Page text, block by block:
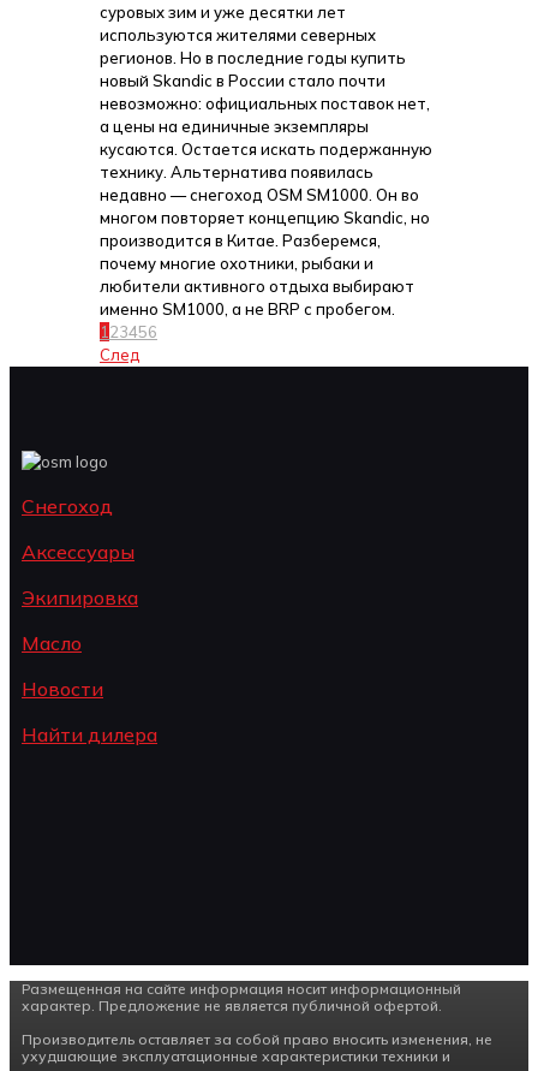
суровых зим и уже десятки лет
используются жителями северных
регионов. Но в последние годы купить
новый Skandic в России стало почти
невозможно: официальных поставок нет,
а цены на единичные экземпляры
кусаются. Остается искать подержанную
технику. Альтернатива появилась
недавно — снегоход OSM SM1000. Он во
многом повторяет концепцию Skandic, но
производится в Китае. Разберемся,
почему многие охотники, рыбаки и
любители активного отдыха выбирают
именно SM1000, а не BRP с пробегом.
1 23456
След
Снегоход
Аксессуары
Экипировка
Масло
Новости
Найти дилера
Размещенная на сайте информация носит информационный
характер. Предложение не является публичной офертой.
Производитель оставляет за собой право вносить изменения, не
ухудшающие эксплуатационные характеристики техники и